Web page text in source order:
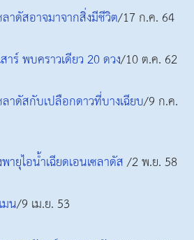
าดัสอาจมาจากสิ่งมีชีวิต/17 ก.ค. 64
าร์ พบคราวเดียว 20 ดวง/10 ต.ค. 62
าดัสกับเปลือกดาวที่บางเฉียบ/9 ก.ค.
ายุไอน้ำเฉียดเอนเซลาดัส/2 พ.ย. 58
น/9 เม.ย. 53